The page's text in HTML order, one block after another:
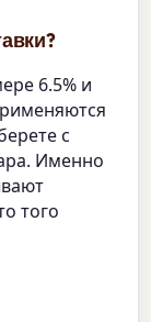
6.5% и
с
Именно
того